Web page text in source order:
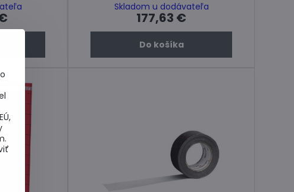
Skladom u dodávateľa
177,63 €
Do košíka